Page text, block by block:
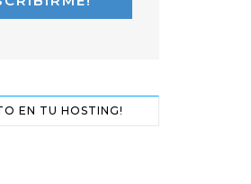
EN TU HOSTING!